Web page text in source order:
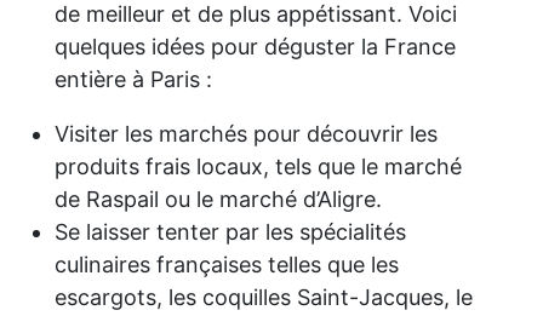
de meilleur et de plus appétissant. Voici
quelques idées pour déguster la France
entière à Paris :
Visiter les marchés pour découvrir les
produits frais locaux, tels que le marché
de Raspail ou le marché d’Aligre.
Se laisser tenter par les spécialités
culinaires françaises telles que les
escargots, les coquilles Saint-Jacques, le